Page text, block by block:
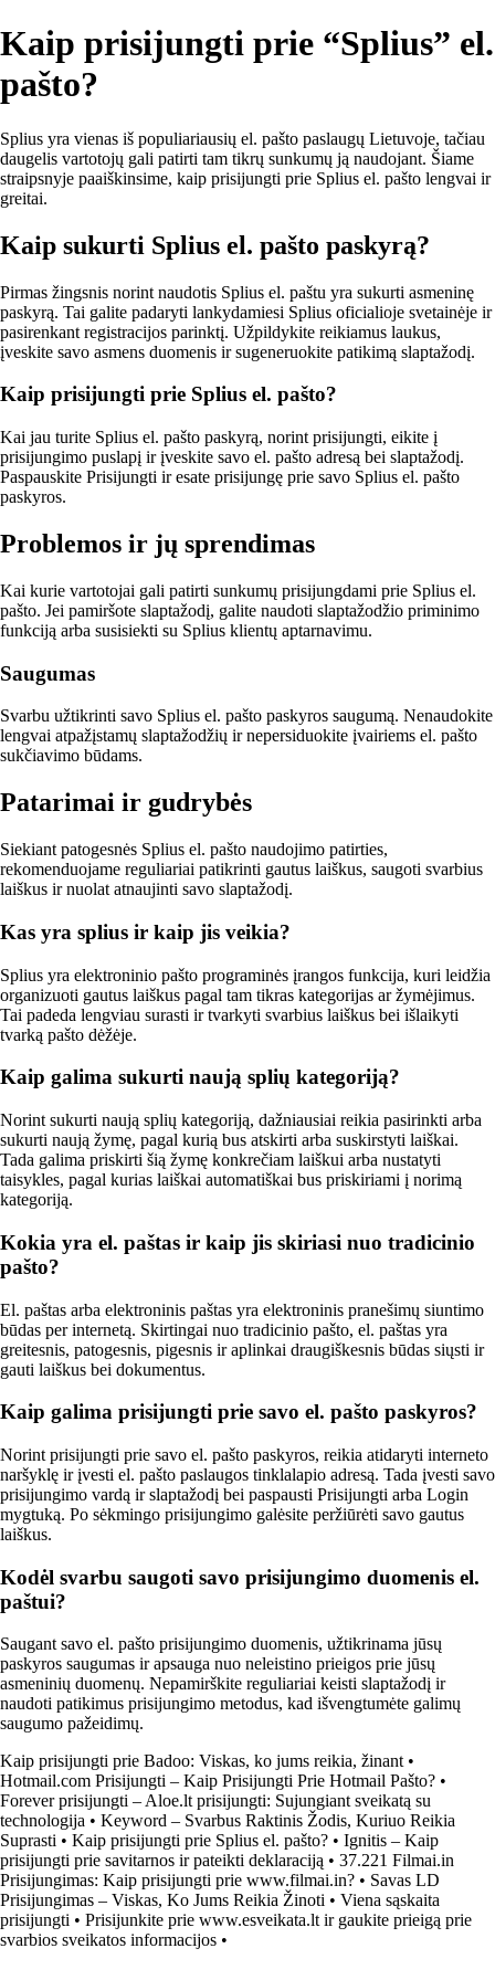
Kaip prisijungti prie “Splius” el.
pašto?
Splius yra vienas iš populiariausių el. pašto paslaugų Lietuvoje, tačiau
daugelis vartotojų gali patirti tam tikrų sunkumų ją naudojant. Šiame
straipsnyje paaiškinsime, kaip prisijungti prie Splius el. pašto lengvai ir
greitai.
Kaip sukurti Splius el. pašto paskyrą?
Pirmas žingsnis norint naudotis Splius el. paštu yra sukurti asmeninę
paskyrą. Tai galite padaryti lankydamiesi Splius oficialioje svetainėje ir
pasirenkant registracijos parinktį. Užpildykite reikiamus laukus,
įveskite savo asmens duomenis ir sugeneruokite patikimą slaptažodį.
Kaip prisijungti prie Splius el. pašto?
Kai jau turite Splius el. pašto paskyrą, norint prisijungti, eikite į
prisijungimo puslapį ir įveskite savo el. pašto adresą bei slaptažodį.
Paspauskite Prisijungti ir esate prisijungę prie savo Splius el. pašto
paskyros.
Problemos ir jų sprendimas
Kai kurie vartotojai gali patirti sunkumų prisijungdami prie Splius el.
pašto. Jei pamiršote slaptažodį, galite naudoti slaptažodžio priminimo
funkciją arba susisiekti su Splius klientų aptarnavimu.
Saugumas
Svarbu užtikrinti savo Splius el. pašto paskyros saugumą. Nenaudokite
lengvai atpažįstamų slaptažodžių ir nepersiduokite įvairiems el. pašto
sukčiavimo būdams.
Patarimai ir gudrybės
Siekiant patogesnės Splius el. pašto naudojimo patirties,
rekomenduojame reguliariai patikrinti gautus laiškus, saugoti svarbius
laiškus ir nuolat atnaujinti savo slaptažodį.
Kas yra splius ir kaip jis veikia?
Splius yra elektroninio pašto programinės įrangos funkcija, kuri leidžia
organizuoti gautus laiškus pagal tam tikras kategorijas ar žymėjimus.
Tai padeda lengviau surasti ir tvarkyti svarbius laiškus bei išlaikyti
tvarką pašto dėžėje.
Kaip galima sukurti naują splių kategoriją?
Norint sukurti naują splių kategoriją, dažniausiai reikia pasirinkti arba
sukurti naują žymę, pagal kurią bus atskirti arba suskirstyti laiškai.
Tada galima priskirti šią žymę konkrečiam laiškui arba nustatyti
taisykles, pagal kurias laiškai automatiškai bus priskiriami į norimą
kategoriją.
Kokia yra el. paštas ir kaip jis skiriasi nuo tradicinio
pašto?
El. paštas arba elektroninis paštas yra elektroninis pranešimų siuntimo
būdas per internetą. Skirtingai nuo tradicinio pašto, el. paštas yra
greitesnis, patogesnis, pigesnis ir aplinkai draugiškesnis būdas siųsti ir
gauti laiškus bei dokumentus.
Kaip galima prisijungti prie savo el. pašto paskyros?
Norint prisijungti prie savo el. pašto paskyros, reikia atidaryti interneto
naršyklę ir įvesti el. pašto paslaugos tinklalapio adresą. Tada įvesti savo
prisijungimo vardą ir slaptažodį bei paspausti Prisijungti arba Login
mygtuką. Po sėkmingo prisijungimo galėsite peržiūrėti savo gautus
laiškus.
Kodėl svarbu saugoti savo prisijungimo duomenis el.
paštui?
Saugant savo el. pašto prisijungimo duomenis, užtikrinama jūsų
paskyros saugumas ir apsauga nuo neleistino prieigos prie jūsų
asmeninių duomenų. Nepamirškite reguliariai keisti slaptažodį ir
naudoti patikimus prisijungimo metodus, kad išvengtumėte galimų
saugumo pažeidimų.
Kaip prisijungti prie Badoo: Viskas, ko jums reikia, žinant •
Hotmail.com Prisijungti – Kaip Prisijungti Prie Hotmail Pašto? •
Forever prisijungti – Aloe.lt prisijungti: Sujungiant sveikatą su
technologija • Keyword – Svarbus Raktinis Žodis, Kuriuo Reikia
Suprasti • Kaip prisijungti prie Splius el. pašto? • Ignitis – Kaip
prisijungti prie savitarnos ir pateikti deklaraciją • 37.221 Filmai.in
Prisijungimas: Kaip prisijungti prie www.filmai.in? • Savas LD
Prisijungimas – Viskas, Ko Jums Reikia Žinoti • Viena sąskaita
prisijungti • Prisijunkite prie www.esveikata.lt ir gaukite prieigą prie
svarbios sveikatos informacijos •